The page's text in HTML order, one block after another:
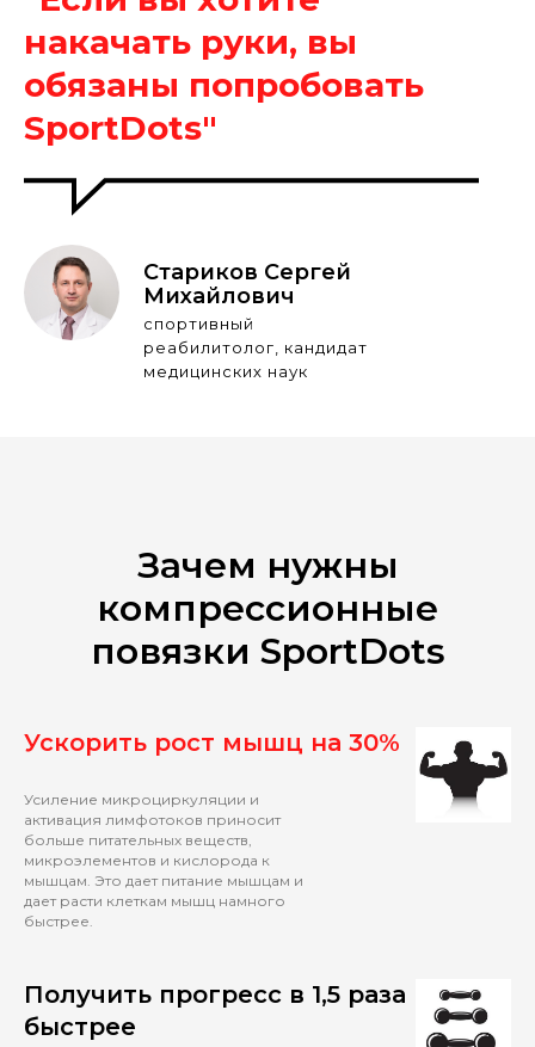
накачать руки, вы
обязаны попробовать
SportDots"
Стариков Сергей
Михайлович
спортивный
реабилитолог, кандидат
медицинских наук
Зачем нужны
компрессионные
повязки SportDots
Ускорить рост мышц на 30%
Усиление микроциркуляции и
активация лимфотоков приносит
больше питательных веществ,
микроэлементов и кислорода к
мышцам. Это дает питание мышцам и
дает расти клеткам мышц намного
быстрее.
Получить прогресс в 1,5 раза
быстрее